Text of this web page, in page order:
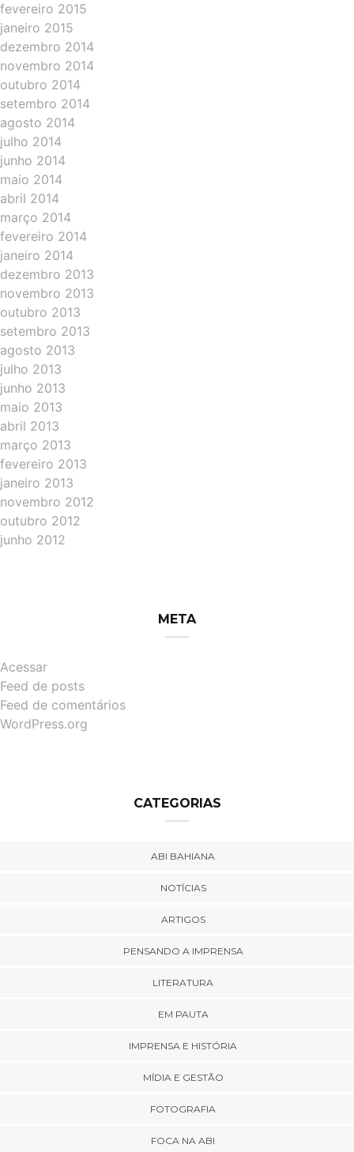
fevereiro 2015
janeiro 2015
dezembro 2014
novembro 2014
outubro 2014
setembro 2014
agosto 2014
julho 2014
junho 2014
maio 2014
abril 2014
março 2014
fevereiro 2014
janeiro 2014
dezembro 2013
novembro 2013
outubro 2013
setembro 2013
agosto 2013
julho 2013
junho 2013
maio 2013
abril 2013
março 2013
fevereiro 2013
janeiro 2013
novembro 2012
outubro 2012
junho 2012
META
Acessar
Feed de posts
Feed de comentários
WordPress.org
CATEGORIAS
ABI BAHIANA
NOTÍCIAS
ARTIGOS
PENSANDO A IMPRENSA
LITERATURA
EM PAUTA
IMPRENSA E HISTÓRIA
MÍDIA E GESTÃO
FOTOGRAFIA
FOCA NA ABI